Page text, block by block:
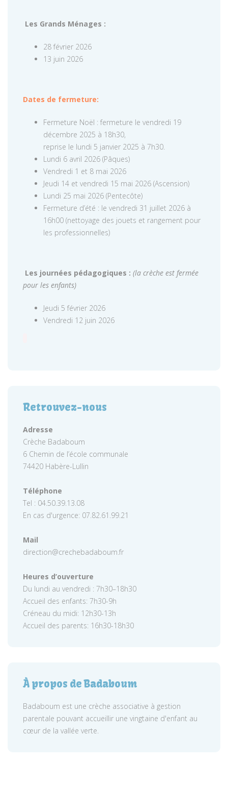
Les Grands Ménages :
28 février 2026
13 juin 2026
Dates de fermeture:
Fermeture Noël : fermeture le vendredi 19
décembre 2025 à 18h30,
reprise le lundi 5 janvier 2025 à 7h30.
Lundi 6 avril 2026 (Pâques)
Vendredi 1 et 8 mai 2026
Jeudi 14 et vendredi 15 mai 2026 (Ascension)
Lundi 25 mai 2026 (Pentecôte)
Fermeture d’été : le vendredi 31 juillet 2026 à
16h00 (nettoyage des jouets et rangement pour
les professionnelles)
Les journées pédagogiques : (la crèche est fermée
pour les enfants)
Jeudi 5 février 2026
Vendredi 12 juin 2026
Retrouvez-nous
Adresse
Crèche Badaboum
6 Chemin de l’école communale
74420 Habère-Lullin
Téléphone
Tel : 04.50.39.13.08
En cas d'urgence: 07.82.61.99.21
Mail
direction@crechebadaboum.fr
Heures d’ouverture
Du lundi au vendredi : 7h30–18h30
Accueil des enfants: 7h30-9h
Créneau du midi: 12h30-13h
Accueil des parents: 16h30-18h30
À propos de Badaboum
Badaboum est une crèche associative à gestion
parentale pouvant accueillir une vingtaine d'enfant au
cœur de la vallée verte.